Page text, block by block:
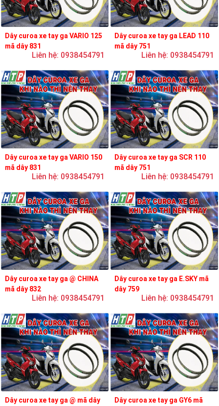
Dây curoa xe tay ga VARIO 125
mã dây 831
Liên hệ: 0938454791
Dây curoa xe tay ga LEAD 110
mã dây 751
Liên hệ: 0938454791
Dây curoa xe tay ga VARIO 150
mã dây 831
Liên hệ: 0938454791
Dây curoa xe tay ga SCR 110
mã dây 751
Liên hệ: 0938454791
Dây curoa xe tay ga @ CHINA
mã dây 832
Liên hệ: 0938454791
Dây curoa xe tay ga E.SKY mã
dây 759
Liên hệ: 0938454791
Dây curoa xe tay ga @ mã dây
Dây curoa xe tay ga GY6 mã